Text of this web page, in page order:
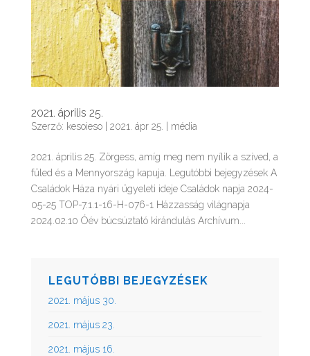
2021. április 25.
Szerző: kesoieso| 2021. ápr 25. média
2021. április 25. Zörgess, amíg meg nem nyílik a szíved, a
füled és a Mennyország kapuja. Legutóbbi bejegyzések A
Családok Háza nyári ügyeleti ideje Családok napja 2024-
05-25 TOP-7.1.1-16-H-076-1 Házzasság világnapja
2024.02.10 Óév búcsúztató kirándulás Archívum...
LEGUTÓBBI BEJEGYZÉSEK
2021. május 30.
2021. május 23.
2021. május 16.